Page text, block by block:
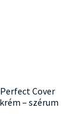
Cover
– szérum